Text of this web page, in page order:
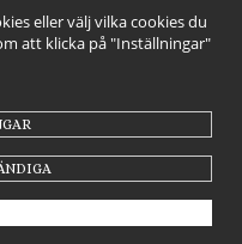
eller välj vilka cookies du
att klicka på "Inställningar"